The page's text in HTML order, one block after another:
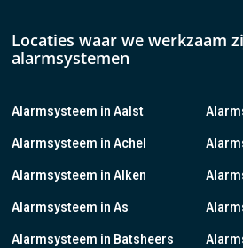
Locaties waar we werkzaam
alarmsystemen
Alarmsysteem in Aalst
Alarmsysteem in Achel
Alarmsysteem in Alken
Alarmsysteem in As
Alarmsysteem in Batsheers